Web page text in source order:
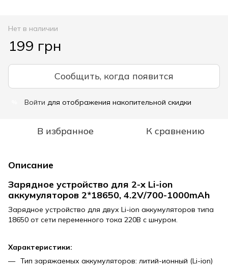
Нет в наличии
199 грн
Сообщить, когда появится
Войти для отображения накопительной скидки
В избранное К сравнению
Описание
Зарядное устройство для 2-х Li-ion
аккумуляторов 2*18650, 4.2V/700-1000mAh
Зарядное устройство для двух Li-ion аккумуляторов типа
18650 от сети переменного тока 220В с шнуром.
Характеристики:
Тип заряжаемых аккумуляторов: литий-ионный (Li-ion)